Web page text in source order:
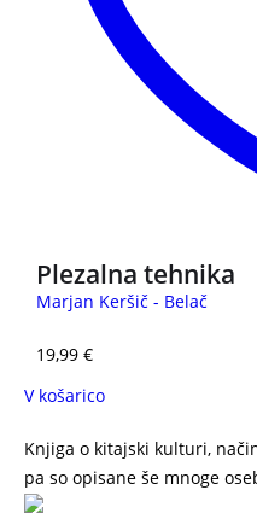
Plezalna tehnika
Marjan Keršič - Belač
19,99 €
V košarico
Knjiga o kitajski kulturi,
pa so opisane še mnoge